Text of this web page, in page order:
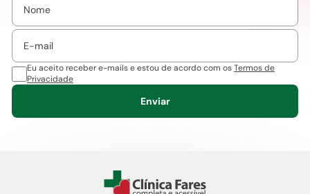
Eu aceito receber e-mails e estou de acordo com osTermos de
Privacidade
Enviar